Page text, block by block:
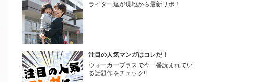
ライター達が現地から最新リポ！
注目の人気マンガはコレだ！
ウォーカープラスで今一番読まれてい
る話題作をチェック!!